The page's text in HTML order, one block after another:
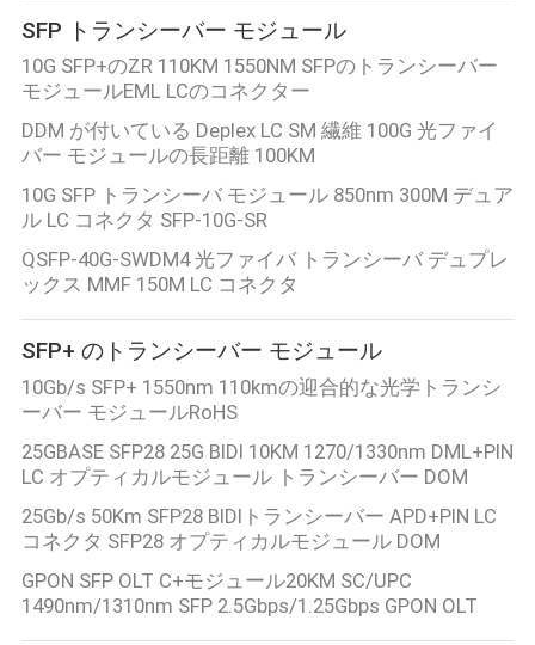
に
つ
い
て
工
場
ツ
ア
ー
品
質
管
SFP トランシーバー モジュール
10G SFP+のZR 110KM 1550NM SFPのトランシーバー
モジュールEML LCのコネクター
DDM が付いている Deplex LC SM 繊維 100G 光ファイ
バー モジュールの長距離 100KM
10G SFP トランシーバ モジュール 850nm 300M デュア
ル LC コネクタ SFP-10G-SR
QSFP-40G-SWDM4 光ファイバ トランシーバ デュプレ
ックス MMF 150M LC コネクタ
SFP+ のトランシーバー モジュール
10Gb/s SFP+ 1550nm 110kmの迎合的な光学トランシ
ーバー モジュールRoHS
25GBASE SFP28 25G BIDI 10KM 1270/1330nm DML+PIN
LC オプティカルモジュール トランシーバー DOM
25Gb/s 50Km SFP28 BIDIトランシーバー APD+PIN LC
コネクタ SFP28 オプティカルモジュール DOM
GPON SFP OLT C+モジュール20KM SC/UPC
1490nm/1310nm SFP 2.5Gbps/1.25Gbps GPON OLT